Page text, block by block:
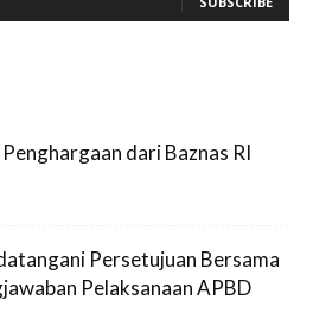
dari Baznas RI
Persetujuan Bersama
Pelaksanaan APBD